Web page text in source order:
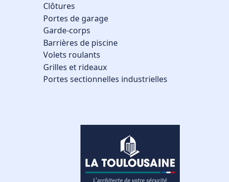
Clôtures
Portes de garage
Garde-corps
Barrières de piscine
Volets roulants
Grilles et rideaux
Portes sectionnelles industrielles